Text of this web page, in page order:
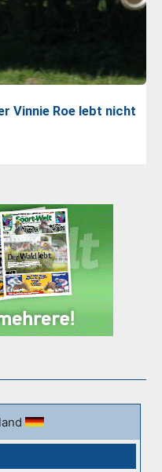
Vinnie Roe lebt nicht